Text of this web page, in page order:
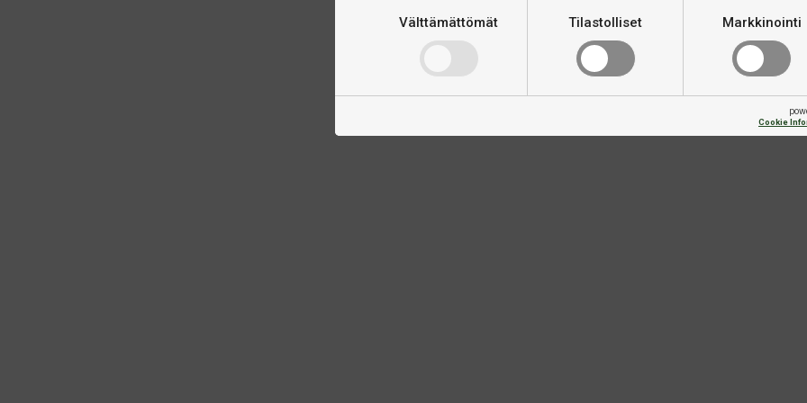
Välttämättömät Tilastolliset Markkinointi
Cookie